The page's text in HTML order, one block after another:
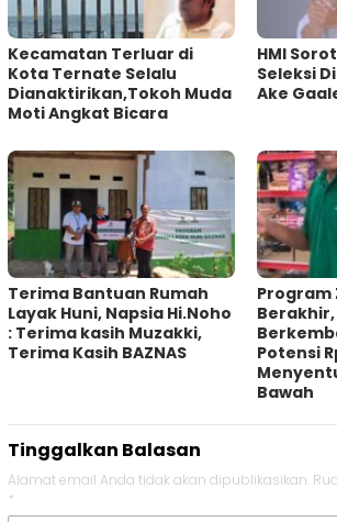
Kecamatan Terluar di
Kota Ternate Selalu
Dianaktirikan,Tokoh Muda
Moti Angkat Bicara
HMI
Seleksi
Ake
Terima Bantuan Rumah
Layak Huni, Napsia Hi.Noho
: Terima kasih Muzakki,
Terima Kasih BAZNAS
Program
Potensi
Bawah
Tinggalkan Balasan
Alamat email Anda tidak akan dipublikasikan.
*